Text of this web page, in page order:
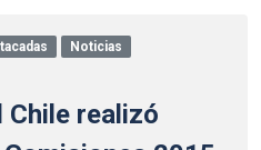
Noticias
Chile realizó